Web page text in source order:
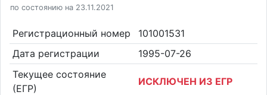
по состоянию на 23.11.2021
Регистрационный номер
101001531
Дата регистрации
1995-07-26
Текущее состояние
(ЕГР)
ИСКЛЮЧЕН ИЗ ЕГР